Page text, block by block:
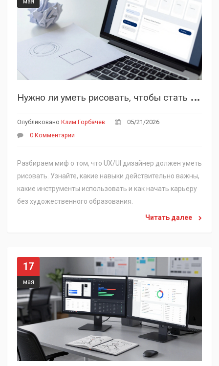
Н
ужно ли уметь рисовать, чтобы стать UX/UI дизайнером: честный разбор навыков
Опубликовано Клим Горбачев
05/21/2026
0 Комментарии
Разбираем миф о том, что UX/UI дизайнер должен уметь
рисовать. Узнайте, какие навыки действительно важны,
какие инструменты использовать и как начать карьеру
без художественного образования.
Читать далее
17
мая